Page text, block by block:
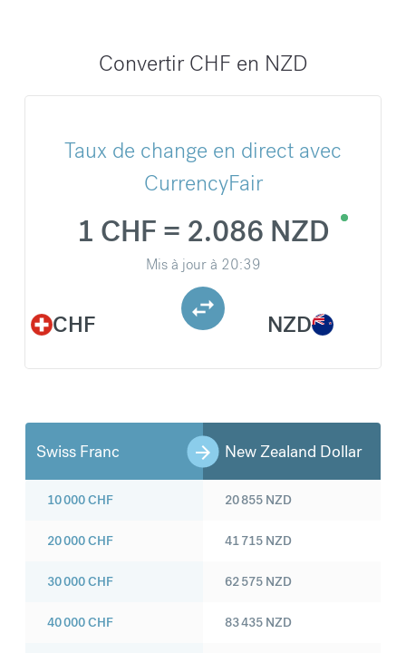
Convertir CHF en NZD
Taux de change en direct avec
CurrencyFair
CHF
1 CHF = 2.086 NZD
Mis à jour à 20:39
NZD
Swiss Franc New Zealand Dollar
10 000CHF
20 000CHF
30 000CHF
40 000CHF
20 855 NZD
41 715 NZD
62 575 NZD
83 435 NZD